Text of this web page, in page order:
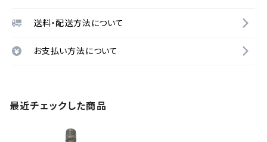
送料・配送方法について
お支払い方法について
最近チェックした商品